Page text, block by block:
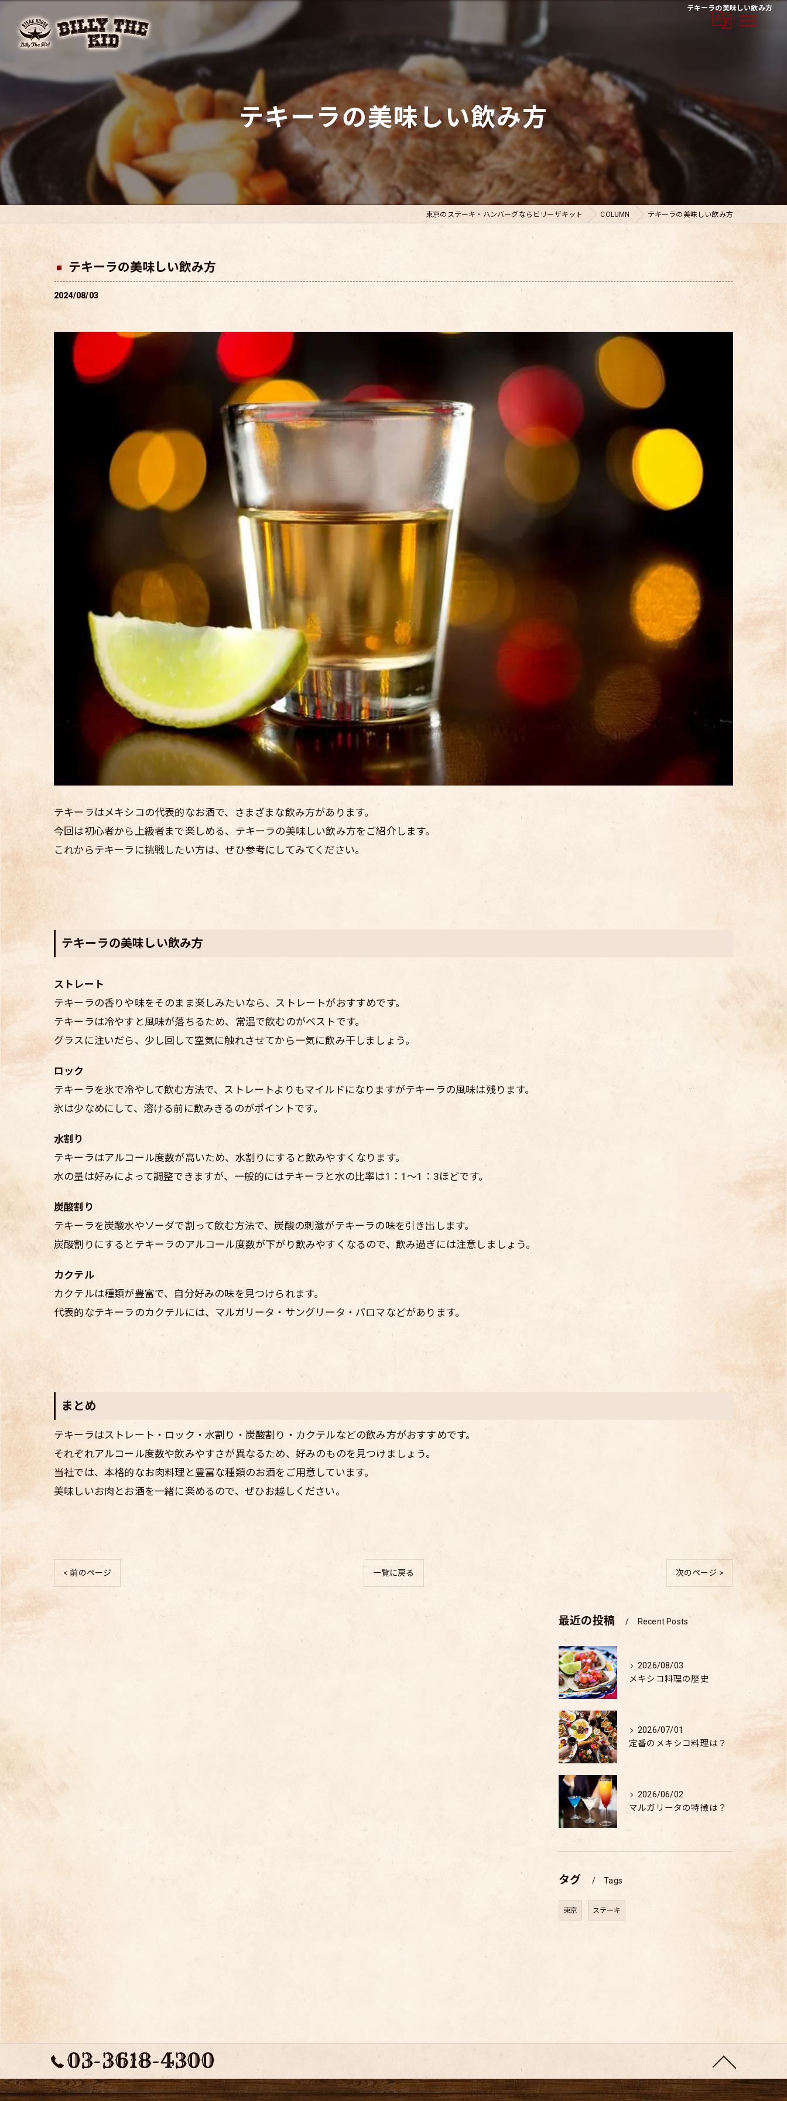
テキーラの美味しい飲み方
テキーラの美味しい飲み方
東京のステーキ・ハンバーグならビリーザキット COLUMN テキーラの美味しい飲み方
テキーラの美味しい飲み方
2024/08/03
テキーラはメキシコの代表的なお酒で、さまざまな飲み方があります。
今回は初心者から上級者まで楽しめる、テキーラの美味しい飲み方をご紹介します。
これからテキーラに挑戦したい方は、ぜひ参考にしてみてください。
テキーラの美味しい飲み方
ストレート
テキーラの香りや味をそのまま楽しみたいなら、ストレートがおすすめです。
テキーラは冷やすと風味が落ちるため、常温で飲むのがベストです。
グラスに注いだら、少し回して空気に触れさせてから一気に飲み干しましょう。
ロック
テキーラを氷で冷やして飲む方法で、ストレートよりもマイルドになりますがテキーラの風味は残ります。
氷は少なめにして、溶ける前に飲みきるのがポイントです。
水割り
テキーラはアルコール度数が高いため、水割りにすると飲みやすくなります。
水の量は好みによって調整できますが、一般的にはテキーラと水の比率は1：1～1：3ほどです。
炭酸割り
テキーラを炭酸水やソーダで割って飲む方法で、炭酸の刺激がテキーラの味を引き出します。
炭酸割りにするとテキーラのアルコール度数が下がり飲みやすくなるので、飲み過ぎには注意しましょう。
カクテル
カクテルは種類が豊富で、自分好みの味を見つけられます。
代表的なテキーラのカクテルには、マルガリータ・サングリータ・パロマなどがあります。
まとめ
テキーラはストレート・ロック・水割り・炭酸割り・カクテルなどの飲み方がおすすめです。
それぞれアルコール度数や飲みやすさが異なるため、好みのものを見つけましょう。
当社では、本格的なお肉料理と豊富な種類のお酒をご用意しています。
美味しいお肉とお酒を一緒に楽めるので、ぜひお越しください。
< 前のページ 一覧に戻る 次のページ >
最近の投稿 Recent Posts
2026/08/03
メキシコ料理の歴史
2026/07/01
定番のメキシコ料理は？
2026/06/02
マルガリータの特徴は？
タグ Tags
東京 ステーキ
03-3618-4300